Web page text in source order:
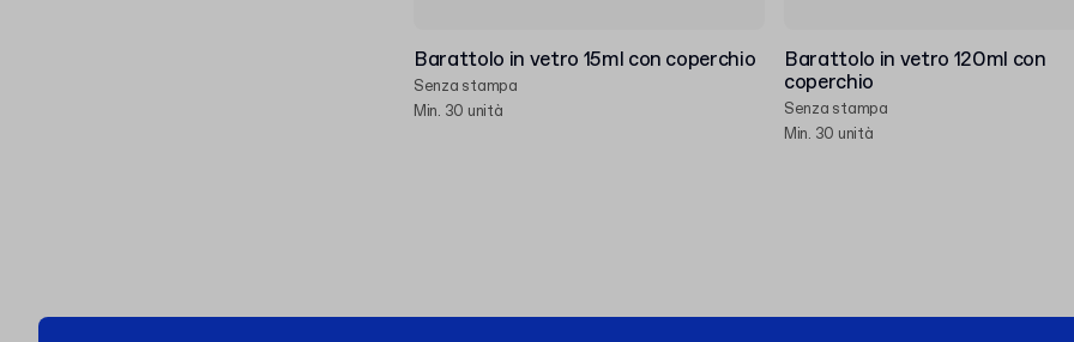
Barattolo in vetro 15ml con coperchio
Senza stampa
Min. 30 unità
Barattolo in vetro 120ml con
coperchio
Senza stampa
Min. 30 unità